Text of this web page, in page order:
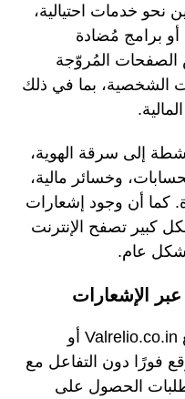
نحو خدمات احتيالية،
برامج مُضادة
الصفحات المُروّجة
الشخصية، بما في ذلك
إلى سرقة الهوية،
وخسائر مالية،
كما أن وجود إشعارات
كبير تصفح الإنترنت
عام.
عبر الإشعارات
أفضل طريقة عند مواجهة موقع Valrelio.co.in أو
فورًا دون التفاعل مع
الحصول على